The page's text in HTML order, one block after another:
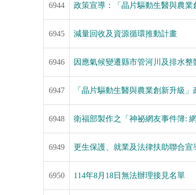
6944 政策宣導：「晶片驅動生醫與農
6945 減量回收及資源循環推動計畫
6946 因應氣候變遷縣市管河川及排水整
6947 「晶片驅動生醫與農業創新升級
6948 衛福部製作之「神祕網友事件簿:
6949 更生保護、就業及法律扶助聯合宣
6950 114年8月18日無法辦理接見名單